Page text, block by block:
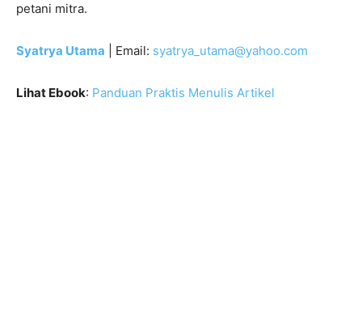
petani mitra.
Syatrya Utama | Email: syatrya_utama@yahoo.com
Lihat Ebook: Panduan Praktis Menulis Artikel